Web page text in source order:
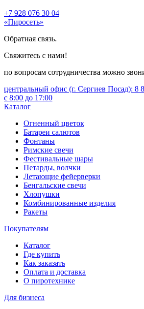
+7 928 076 30 04
«Пиросеть»
Обратная связь.
Свяжитесь с нами!
по вопросам сотрудничества можно
центральный офис (г. Сергиев Посад): 8
с 8:00 до 17:00
Каталог
Огненный цветок
Батареи салютов
Фонтаны
Римские свечи
Фестивальные шары
Петарды, волчки
Летающие фейерверки
Бенгальские свечи
Хлопушки
Комбинированные изделия
Ракеты
Покупателям
Каталог
Где купить
Как заказать
Оплата и доставка
О пиротехнике
Для бизнеса